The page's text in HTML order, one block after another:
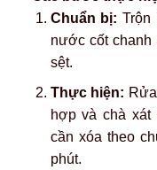
viêm và làm mềm
nhẹ hơn so với muối
tố mực xăm một
đồng thời giúp dưỡng
Các bước thực
Chuẩn bị: